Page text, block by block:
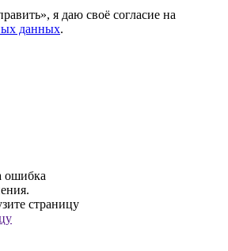
я даю своё согласие на
данных.
ошибка
страницу